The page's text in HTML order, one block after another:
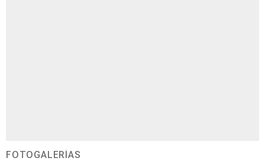
FOTOGALERÍAS